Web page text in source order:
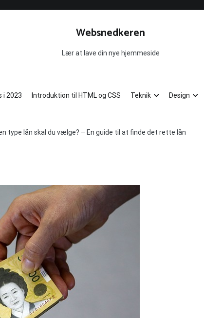
Websnedkeren
Lær at lave din nye hjemmeside
i 2023 Introduktion til HTML og CSS Teknik Design
type lån skal du vælge? – En guide til at finde det rette lån